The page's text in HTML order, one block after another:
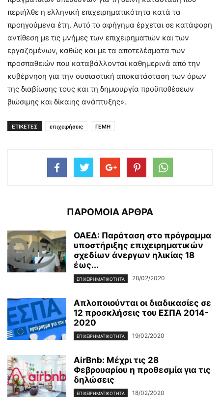
περιήλθε η ελληνική επιχειρηματικότητα κατά τα
προηγούμενα έτη. Αυτό το αφήγημα έρχεται σε κατάφορη
αντίθεση με τις μνήμες των επιχειρηματιών και των
εργαζομένων, καθώς και με τα αποτελέσματα των
προσπαθειών που καταβάλλονται καθημερινά από την
κυβέρνηση για την ουσιαστική αποκατάσταση των όρων
της διαβίωσης τους και τη δημιουργία προϋποθέσεων
βιώσιμης και δίκαιης ανάπτυξης».
ΕΤΙΚΕΤΕΣ επιχειρήσεις ΓΕΜΗ
ΠΑΡΟΜΟΙΑ ΑΡΘΡΑ
ΟΑΕΔ: Παράταση στο πρόγραμμα
υποστήριξης επιχειρηματικών
σχεδίων άνεργων ηλικίας 18
έως...
ΕΠΙΧΕΙΡΗΜΑΤΙΚΌΤΗΤΑ 28/02/2020
Απλοποιούνται οι διαδικασίες σε
12 προσκλήσεις του ΕΣΠΑ 2014-
2020
ΕΠΙΧΕΙΡΗΜΑΤΙΚΌΤΗΤΑ 19/02/2020
AirBnb: Μέχρι τις 28
Φεβρουαρίου η προθεσμία για τις
δηλώσεις
ΕΠΙΧΕΙΡΗΜΑΤΙΚΌΤΗΤΑ 18/02/2020